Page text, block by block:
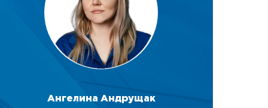
Ангелина Андрущак